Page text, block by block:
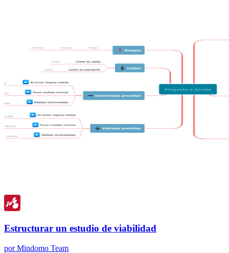
Estructurar un estudio de viabilidad
por Mindomo Team